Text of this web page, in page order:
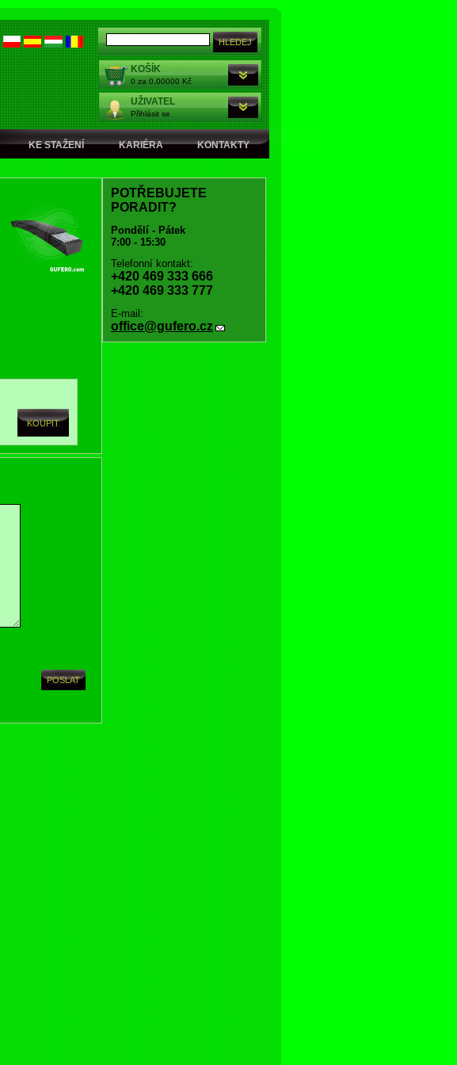
KOŠÍK
0 za 0,00000 Kč
UŽIVATEL
Přihlásit se
KE STAŽENÍ KARIÉRA KONTAKTY
POTŘEBUJETE
PORADIT?
Pondělí - Pátek
7:00 - 15:30
Telefonní kontakt:
+420 469 333 666
+420 469 333 777
E-mail:
office@gufero.cz